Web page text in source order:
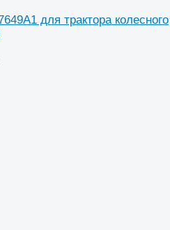
для трактора колесного